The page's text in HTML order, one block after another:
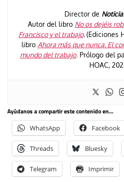
Director de
Autor del libro No os dejéis
Francisco y el trabajo.(Ediciones
libro Ahora más que nunca. El
mundo del trabajo. Prólogo del
HOAC,
Ayúdanos a compartir este contenido en...
WhatsApp Facebook
Threads Bluesky
Telegram Imprimir